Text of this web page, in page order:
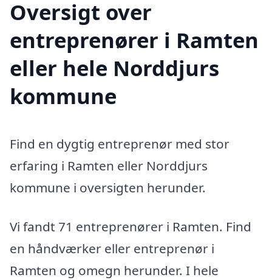
Oversigt over
entreprenører i Ramten
eller hele Norddjurs
kommune
Find en dygtig entreprenør med stor
erfaring i Ramten eller Norddjurs
kommune i oversigten herunder.
Vi fandt 71 entreprenører i Ramten. Find
en håndværker eller entreprenør i
Ramten og omegn herunder. I hele